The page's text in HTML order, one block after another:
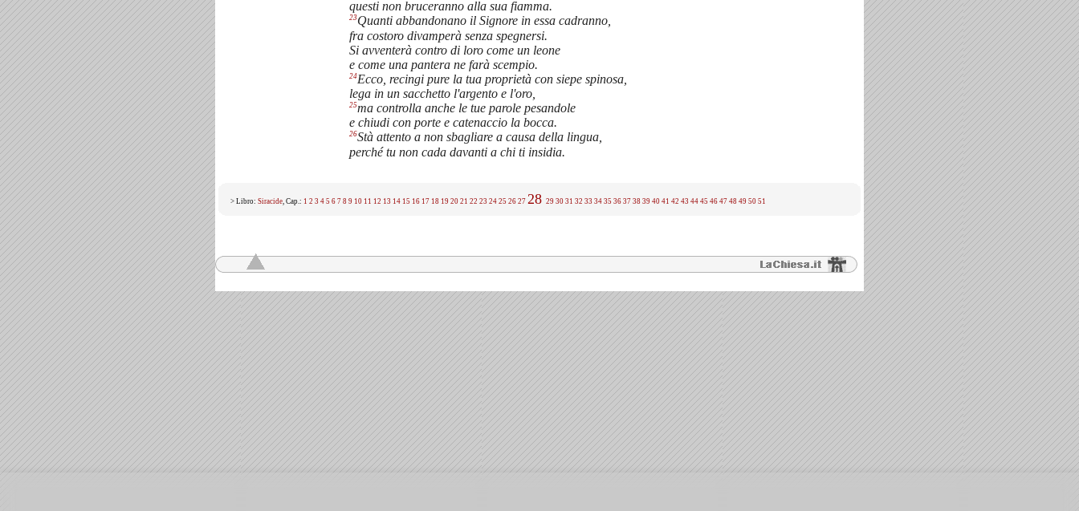
questi non bruceranno alla sua fiamma.
23Quanti abbandonano il Signore in essa cadranno,
fra costoro divamperà senza spegnersi.
Si avventerà contro di loro come un leone
e come una pantera ne farà scempio.
24Ecco, recingi pure la tua proprietà con siepe spinosa,
lega in un sacchetto l'argento e l'oro,
25ma controlla anche le tue parole pesandole
e chiudi con porte e catenaccio la bocca.
26Stà attento a non sbagliare a causa della lingua,
perché tu non cada davanti a chi ti insidia.
> Libro: Siracide, Cap.: 1 2 3 4 5 6 7 8 9 10 11 12 13 14 15 16 17 18 19 20 21 22 23 24 25 26 27 28 29 30 31 32 33 34 35 36 37 38 39 40 41 42 43 44 45 46 47 48 49 50 51